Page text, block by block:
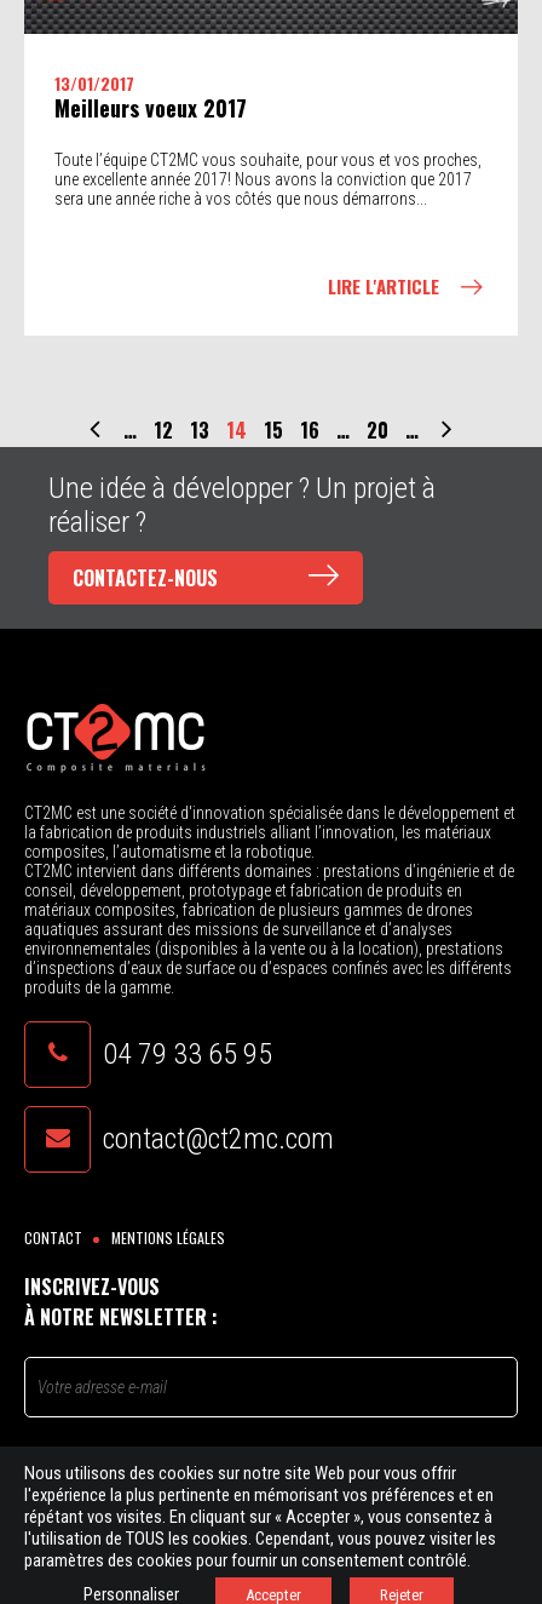
13/01/2017
Meilleurs voeux 2017
Toute l’équipe CT2MC vous souhaite, pour vous et vos proches,
une excellente année 2017! Nous avons la conviction que 2017
sera une année riche à vos côtés que nous démarrons...
LIRE L'ARTICLE
… 12 13 14 15 16 … 20 …
Une idée à développer ? Un projet à
réaliser ?
CONTACTEZ-NOUS
ÉTAPE SUIVANTE
CT2MC est une société d'innovation spécialisée dans le développement et
la fabrication de produits industriels alliant l’innovation, les matériaux
composites, l’automatisme et la robotique.
CT2MC intervient dans différents domaines : prestations d’ingénierie et de
conseil, développement, prototypage et fabrication de produits en
matériaux composites, fabrication de plusieurs gammes de drones
aquatiques assurant des missions de surveillance et d’analyses
environnementales (disponibles à la vente ou à la location), prestations
d’inspections d’eaux de surface ou d’espaces confinés avec les différents
produits de la gamme.
04 79 33 65 95
contact@ct2mc.com
CONTACT MENTIONS LÉGALES
INSCRIVEZ-VOUS
À NOTRE NEWSLETTER :
2026 CT2MC Agence web Here we com
Nous utilisons des cookies sur notre site Web pour vous offrir
l'expérience la plus pertinente en mémorisant vos préférences et en
répétant vos visites. En cliquant sur « Accepter », vous consentez à
l'utilisation de TOUS les cookies. Cependant, vous pouvez visiter les
paramètres des cookies pour fournir un consentement contrôlé.
Personnaliser
Accepter Rejeter